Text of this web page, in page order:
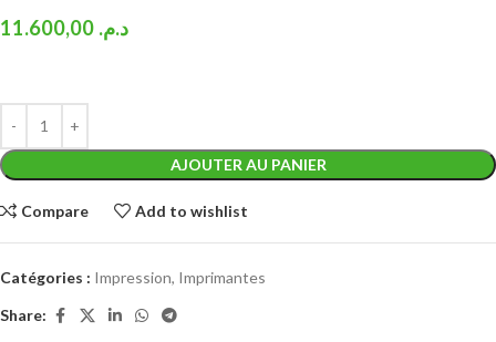
د.م.
AJOUTER AU PANIER
Compare Add to wishlist
Catégories : Impression, Imprimantes
Share: